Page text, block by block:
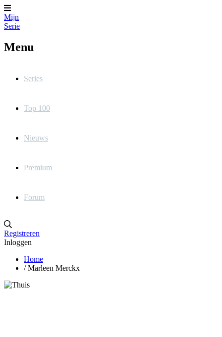
Mijn
Serie
Menu
Series
Top 100
Nieuws
Premium
Forum
Registreren
Inloggen
Home
/ Marleen Merckx